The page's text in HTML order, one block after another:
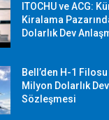
ITOCHU ve ACG:
Kiralama
Dolarlık Dev
Bell’den H-1
Milyon Dolarlık
Sözleşmesi